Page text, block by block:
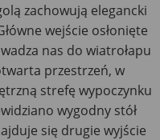
zachowują elegancki
wejście osłonięte
nas do wiatrołapu
przestrzeń, w
strefę wypoczynku
wygodny stół
się drugie wyjście